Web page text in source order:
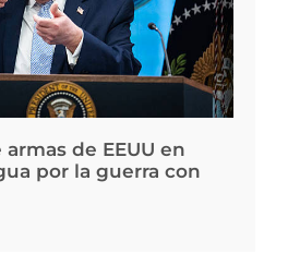
de EEUU en
por la guerra con